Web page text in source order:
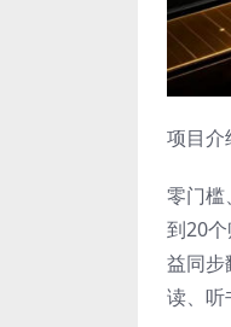
项目介
零门槛
到20
益同步
读、听